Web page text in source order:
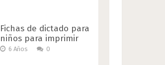
Fichas de dictado para
niños para imprimir
6 Años 0